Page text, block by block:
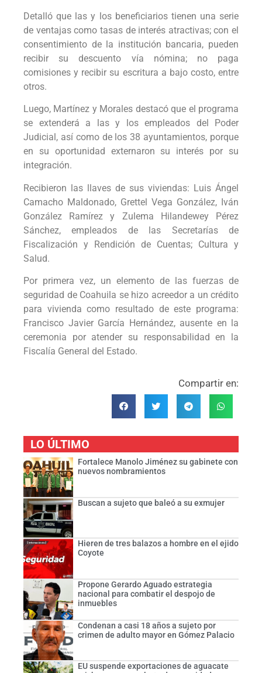
Detalló que las y los beneficiarios tienen una serie
de ventajas como tasas de interés atractivas; con el
consentimiento de la institución bancaria, pueden
recibir su descuento vía nómina; no paga
comisiones y recibir su escritura a bajo costo, entre
otros.
Luego, Martínez y Morales destacó que el programa
se extenderá a las y los empleados del Poder
Judicial, así como de los 38 ayuntamientos, porque
en su oportunidad externaron su interés por su
integración.
Recibieron las llaves de sus viviendas: Luis Ángel
Camacho Maldonado, Grettel Vega González, Iván
González Ramírez y Zulema Hilandewey Pérez
Sánchez, empleados de las Secretarías de
Fiscalización y Rendición de Cuentas; Cultura y
Salud.
Por primera vez, un elemento de las fuerzas de
seguridad de Coahuila se hizo acreedor a un crédito
para vivienda como resultado de este programa:
Francisco Javier García Hernández, ausente en la
ceremonia por atender su responsabilidad en la
Fiscalía General del Estado.
Compartir en:
LO ÚLTIMO
Fortalece Manolo Jiménez su gabinete con
nuevos nombramientos
Buscan a sujeto que baleó a su exmujer
Hieren de tres balazos a hombre en el ejido
Coyote
Propone Gerardo Aguado estrategia
nacional para combatir el despojo de
inmuebles
Condenan a casi 18 años a sujeto por
crimen de adulto mayor en Gómez Palacio
EU suspende exportaciones de aguacate